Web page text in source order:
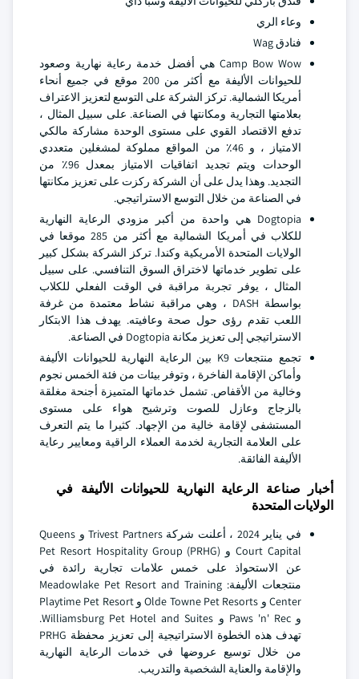
وعاء الري
فنادق Wag
Camp Bow Wow هي أفضل خدمة رعاية نهارية وصعود
للحيوانات الأليفة مع أكثر من 200 موقع في جميع أنحاء
أمريكا الشمالية. تركز الشركة على التوسع لتعزيز الاعتراف
بعلامتها التجارية ومكانتها في الصناعة. على سبيل المثال ،
تدفع الاقتصاد القوي على مستوى الوحدة مشاركة مالكي
الامتياز ، و 46٪ من المواقع مملوكة لمشغلين متعددي
الوحدات ويتم تجديد اتفاقيات الامتياز بمعدل 96٪ من
التجديد. وهذا يدل على أن الشركة ركزت على تعزيز مكانتها
في الصناعة من خلال التوسع الاستراتيجي.
Dogtopia هي واحدة من أكبر مزودي الرعاية النهارية
للكلاب في أمريكا الشمالية مع أكثر من 285 موقعا في
الولايات المتحدة الأمريكية وكندا. تركز الشركة بشكل كبير
على تطوير خدماتها لاختراق السوق التنافسي. على سبيل
المثال ، يوفر تجربة مراقبة في الوقت الفعلي للكلاب
بواسطة DASH ، وهي مراقبة نشاط معتمدة من غرفة
اللعب تقدم رؤى حول صحة وعافيته. يهدف هذا الابتكار
الاستراتيجي إلى تعزيز مكانة Dogtopia في الصناعة.
تجمع منتجعات K9 بين الرعاية النهارية للحيوانات الأليفة
وأماكن الإقامة الفاخرة ، وتوفر بيئات من فئة الخمس نجوم
وخالية من الأقفاص. تشمل خدماتها المتميزة أجنحة مغلقة
بالزجاج وعازل للصوت وترشيح هواء على مستوى
المستشفى لإقامة خالية من الإجهاد. كثيرا ما يتم التعرف
على العلامة التجارية لخدمة العملاء الراقية ومعايير رعاية
الأليفة الفائقة.
أخبار صناعة الرعاية النهارية للحيوانات الأليفة في
الولايات المتحدة
في يناير 2024 ، أعلنت شركة Trivest Partners و Queens
Court Capital و Pet Resort Hospitality Group (PRHG)
عن الاستحواذ على خمس علامات تجارية رائدة في
منتجعات الأليفة: Meadowlake Pet Resort and Training
Center و Olde Towne Pet Resorts و Playtime Pet Resort
و Paws 'n' Rec و Williamsburg Pet Hotel and Suites.
تهدف هذه الخطوة الاستراتيجية إلى تعزيز محفظة PRHG
من خلال توسيع عروضها في خدمات الرعاية النهارية
والإقامة والعناية الشخصية والتدريب.